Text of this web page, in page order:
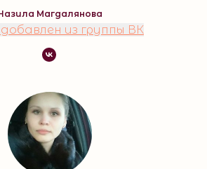
Магдалянова
из группы ВК